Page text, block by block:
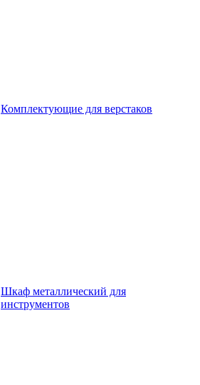
Комплектующие для верстаков
Шкаф металлический для
инструментов